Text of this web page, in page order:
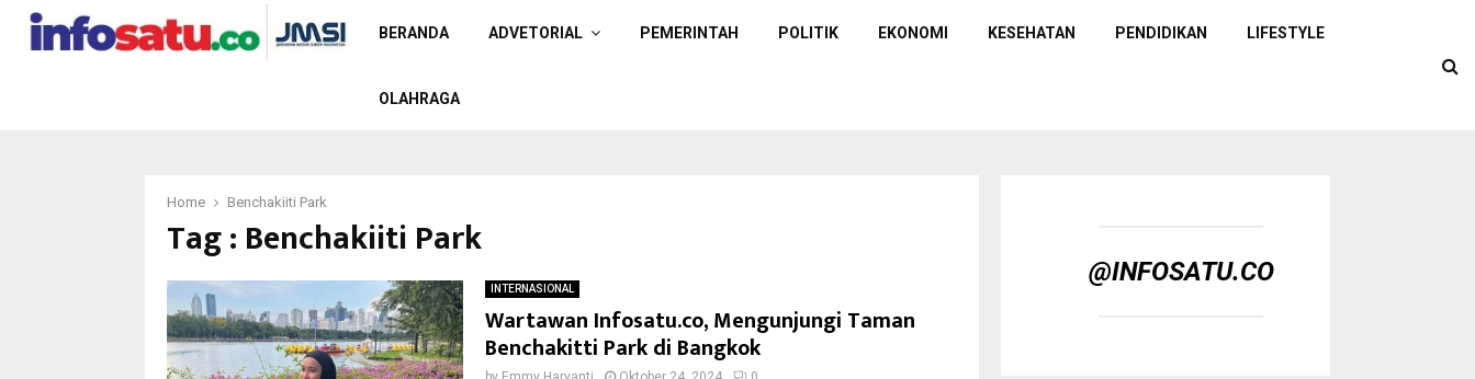
BERANDA ADVETORIAL PEMERINTAH POLITIK EKONOMI KESEHATAN PENDIDIKAN LIFESTYLE
OLAHRAGA
Home Benchakiiti Park
Tag : Benchakiiti Park
INTERNASIONAL
Wartawan Infosatu.co, Mengunjungi Taman
Benchakitti Park di Bangkok
@INFOSATU.CO